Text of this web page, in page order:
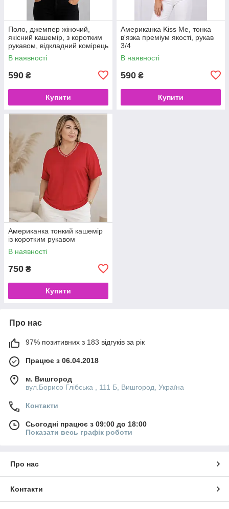
Поло, джемпер жіночий,
якісний кашемір, з коротким
рукавом, відкладний комірець
В наявності
590 ₴
Купити
Американка Kiss Me, тонка
в'язка преміум якості, рукав
3/4
В наявності
590 ₴
Купити
Американка тонкий кашемір
із коротким рукавом
В наявності
750 ₴
Купити
Про нас
97% позитивних з 183 відгуків за рік
Працює з 06.04.2018
м. Вишгород
вул.Борисо Глібська , 111 Б, Вишгород, Україна
Контакти
Сьогодні працює з 09:00 до 18:00
Показати весь графік роботи
Про нас
Контакти